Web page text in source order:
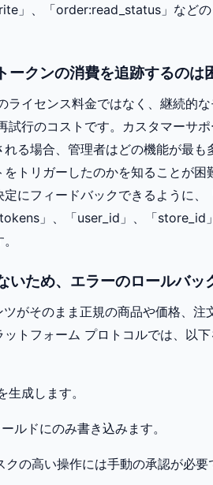
」、「order:read_status」など
クンの消費を追跡するのは
ライセンス料金ではなく、継続的
試行のコストです。カスタマーサポ
る場合、管理者はどの機能が最
トリガーしたのかを知ることが困
定にフィードバックできるように
」、「user_id」、「store_id
いため、エラーのロールバッ
がそのまま正規の商品や価格、注
トフォーム プロトコルでは、以
生成します。
ルドにのみ書き込みます。
クの高い操作には手動の承認が必要